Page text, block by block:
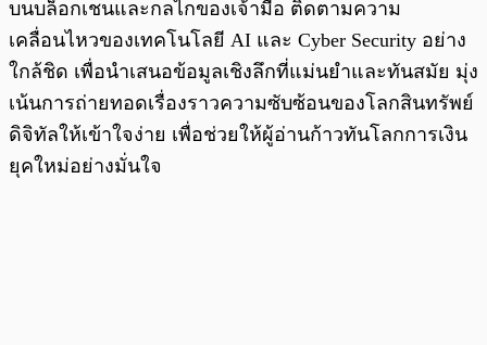
บนบล็อกเชนและกลไกของเจ้ามือ ติดตามความ
เคลื่อนไหวของเทคโนโลยี AI และ Cyber Security อย่าง
ใกล้ชิด เพื่อนำเสนอข้อมูลเชิงลึกที่แม่นยำและทันสมัย มุ่ง
เน้นการถ่ายทอดเรื่องราวความซับซ้อนของโลกสินทรัพย์
ดิจิทัลให้เข้าใจง่าย เพื่อช่วยให้ผู้อ่านก้าวทันโลกการเงิน
ยุคใหม่อย่างมั่นใจ